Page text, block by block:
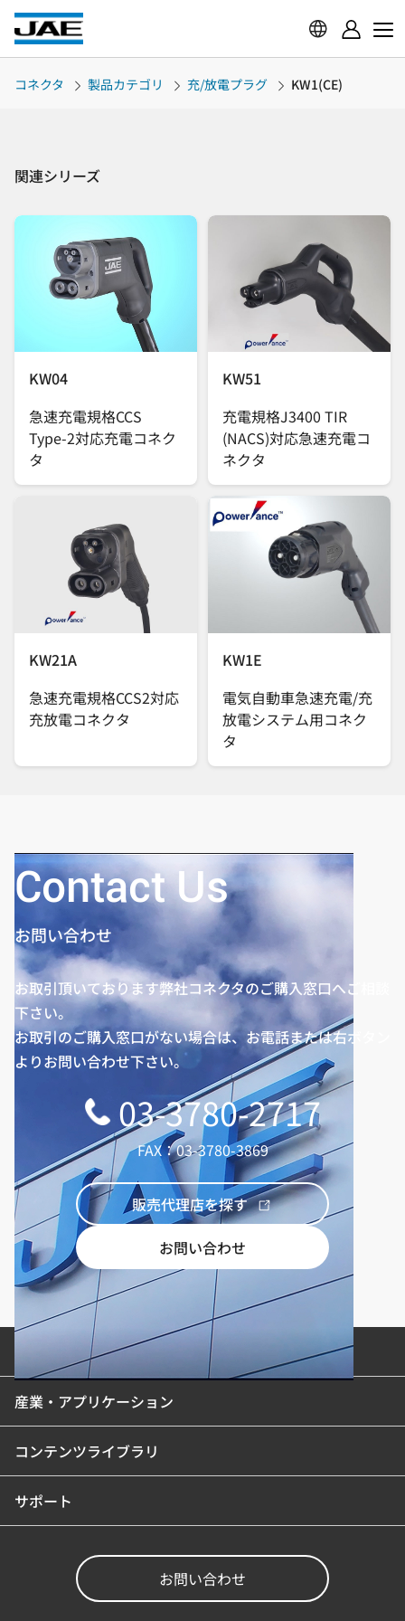
コネクタ 製品カテゴリ 充/放電プラグ KW1(CE)
関連シリーズ
KW04
急速充電規格CCS
Type-2対応充電コネク
タ
KW51
充電規格J3400 TIR
(NACS)対応急速充電コ
ネクタ
KW21A
急速充電規格CCS2対応
充放電コネクタ
KW1E
電気自動車急速充電/充
放電システム用コネク
タ
Contact Us
お問い合わせ
お取引頂いております弊社コネクタのご購入窓口へご相談
下さい。
お取引のご購入窓口がない場合は、お電話または右ボタン
よりお問い合わせ下さい。
03-3780-2717
FAX：03-3780-3869
販売代理店を探す
お問い合わせ
製品カテゴリ
産業・アプリケーション
コンテンツライブラリ
サポート
お問い合わせ